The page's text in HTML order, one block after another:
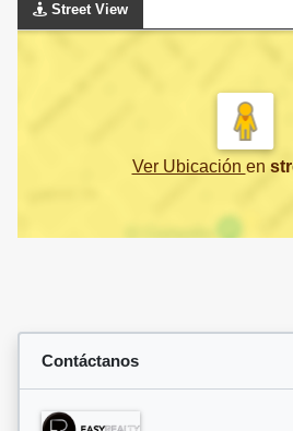
Street View
Ver Ubicación en
Contáctanos